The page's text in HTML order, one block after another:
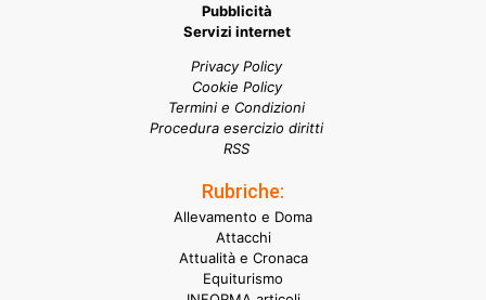
Pubblicità
Servizi internet
Privacy Policy
Cookie Policy
Termini e Condizioni
Procedura esercizio diritti
RSS
Rubriche:
Allevamento e Doma
Attacchi
Attualità e Cronaca
Equiturismo